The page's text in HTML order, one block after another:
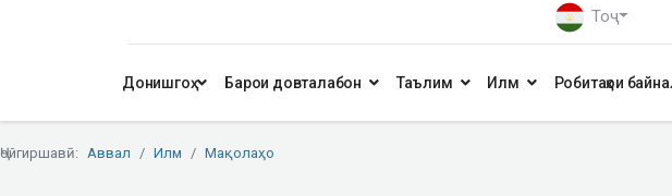
Тоҷ
Донишгоҳ Барои довталабон Таълим Илм Робитаҳои
Ҷойгиршавӣ: Аввал Илм Мақолаҳо